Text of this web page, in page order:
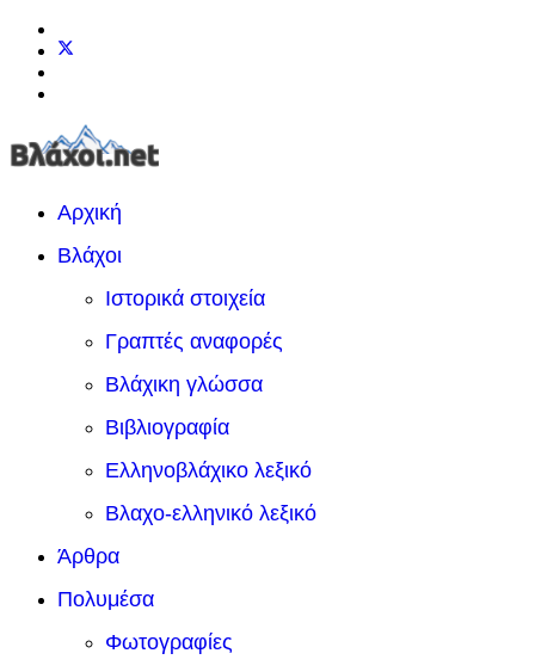
Αρχική
Βλάχοι
Ιστορικά στοιχεία
Γραπτές αναφορές
Βλάχικη γλώσσα
Βιβλιογραφία
Ελληνοβλάχικο λεξικό
Βλαχο-ελληνικό λεξικό
Άρθρα
Πολυμέσα
Φωτογραφίες